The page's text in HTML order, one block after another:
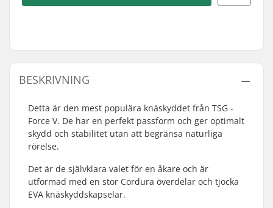
BESKRIVNING
Detta är den mest populära knäskyddet från TSG -
Force V. De har en perfekt passform och ger optimalt
skydd och stabilitet utan att begränsa naturliga
rörelse.
Det är de självklara valet för en åkare och är
utformad med en stor Cordura överdelar och tjocka
EVA knäskyddskapselar.